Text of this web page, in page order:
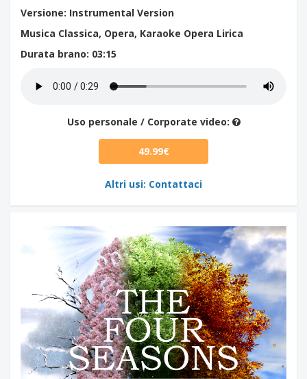
Versione: Instrumental Version
Musica Classica, Opera, Karaoke Opera Lirica
Durata brano: 03:15
Uso personale / Corporate video:
49.99€
Altri usi: Contattaci